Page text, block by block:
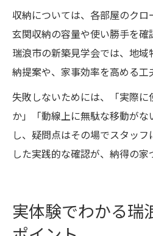
収納については、各部屋のクロ
玄関収納の容量や使い勝手を確
瑞浪市の新築見学会では、地
納提案や、家事効率を高める工
失敗しないためには、「実際に
か」「動線上に無駄な移動が
し、疑問点はその場でスタッ
した実践的な確認が、納得の家
実体験でわかる瑞